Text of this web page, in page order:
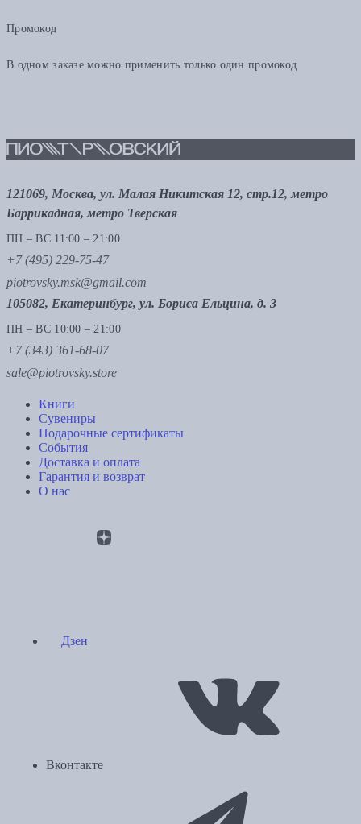
Промокод
В одном заказе можно применить только один промокод
121069, Москва, ул. Малая Никитская 12, стр.12, метро
Баррикадная, метро Тверская
ПН – ВС 11:00 – 21:00
+7 (495) 229-75-47
piotrovsky.msk@gmail.com
105082, Екатеринбург, ул. Бориса Ельцина, д. 3
ПН – ВС 10:00 – 21:00
+7 (343) 361-68-07
sale@piotrovsky.store
Книги
Сувениры
Подарочные сертификаты
События
Доставка и оплата
Гарантия и возврат
О нас
Дзен
Вконтакте